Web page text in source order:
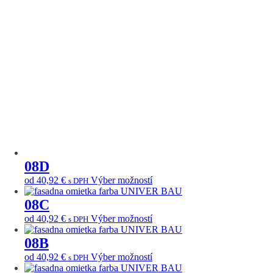
08D
od 40,92 € s DPH Výber možnostíTento
produkt
viacero
variantov.
Možnosti
môžete
vybrať
08C
od 40,92 € s DPH Výber možnostíTento
produkt
viacero
variantov.
08B
od 40,92 € s DPH Výber možnostíTento
produkt